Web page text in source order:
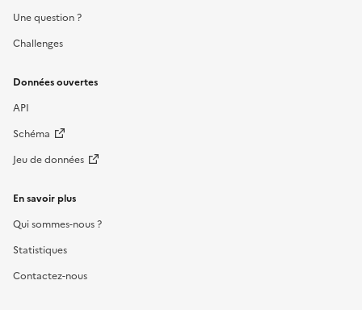
Une question ?
Challenges
Données ouvertes
API
Schéma
Jeu de données
En savoir plus
Qui sommes-nous ?
Statistiques
Contactez-nous